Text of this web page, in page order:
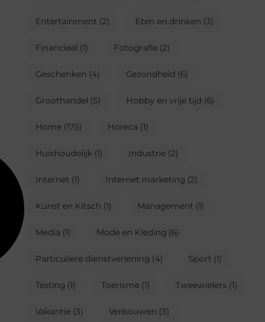
Entertainment (2) Eten en drinken (3)
Financieel (1) Fotografie (2)
Geschenken (4) Gezondheid (6)
Groothandel (5) Hobby en vrije tijd (6)
Home (175) Horeca (1)
Huishoudelijk (1) Industrie (2)
Internet (1) Internet marketing (2)
Kunst en Kitsch (1) Management (1)
Media (1) Mode en Kleding (6)
Particuliere dienstverlening (4) Sport (1)
Testing (1) Toerisme (1) Tweewielers (1)
Vakantie (3) Verbouwen (3)